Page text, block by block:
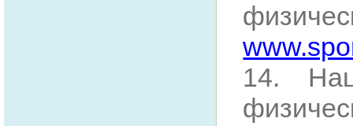
14.